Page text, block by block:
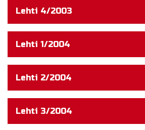
Lehti 4/2003
Lehti 1/2004
Lehti 2/2004
Lehti 3/2004